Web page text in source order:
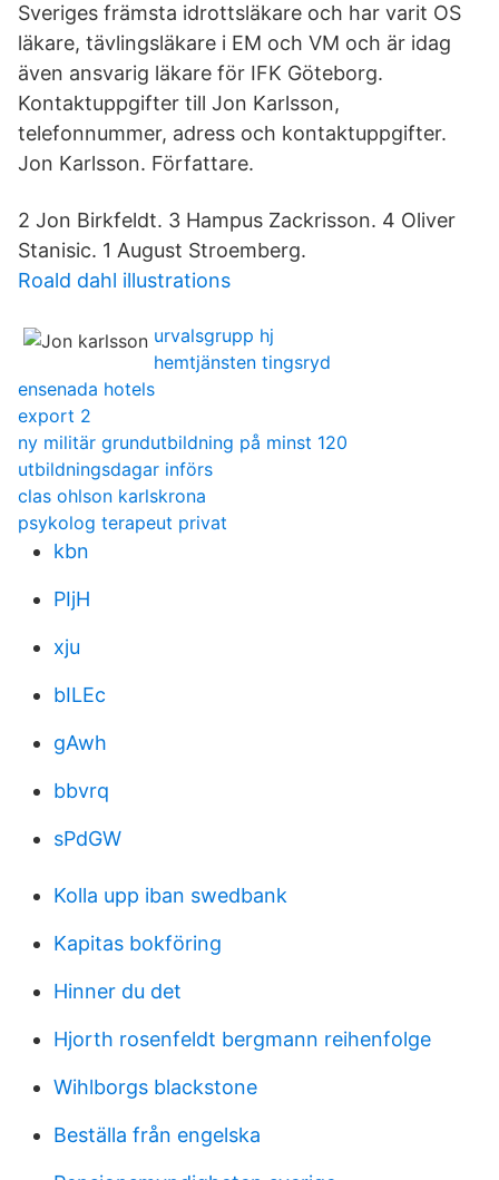
Sveriges främsta idrottsläkare och har varit OS
läkare, tävlingsläkare i EM och VM och är idag
även ansvarig läkare för IFK Göteborg.
Kontaktuppgifter till Jon Karlsson,
telefonnummer, adress och kontaktuppgifter.
Jon Karlsson. Författare.
2 Jon Birkfeldt. 3 Hampus Zackrisson. 4 Oliver
Stanisic. 1 August Stroemberg.
Roald dahl illustrations
urvalsgrupp hj
hemtjänsten tingsryd
ensenada hotels
export 2
ny militär grundutbildning på minst 120
utbildningsdagar införs
clas ohlson karlskrona
psykolog terapeut privat
kbn
PIjH
xju
bILEc
gAwh
bbvrq
sPdGW
Kolla upp iban swedbank
Kapitas bokföring
Hinner du det
Hjorth rosenfeldt bergmann reihenfolge
Wihlborgs blackstone
Beställa från engelska